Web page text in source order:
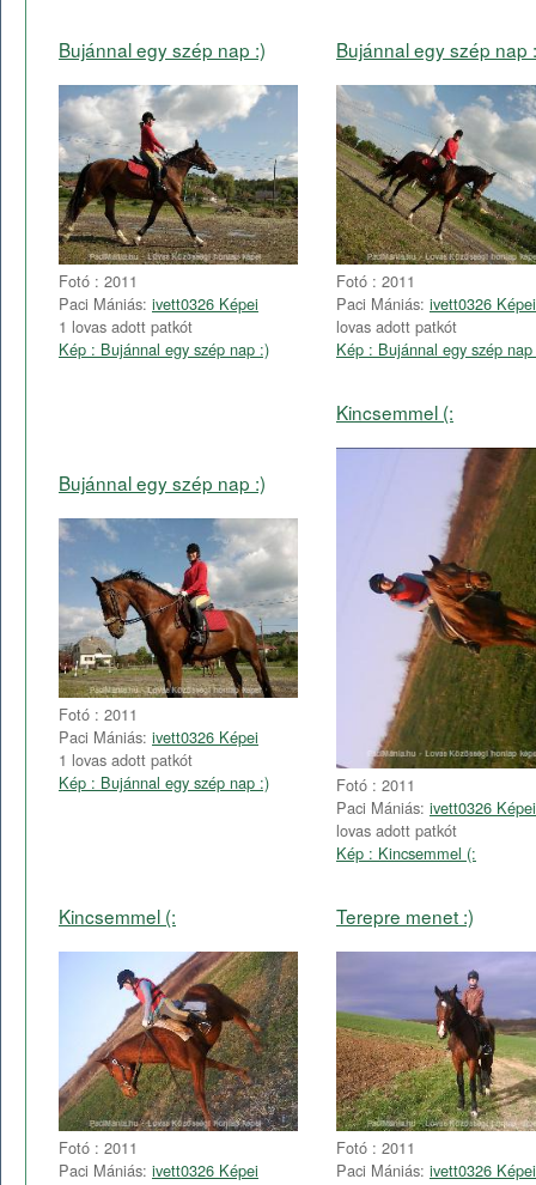
Bujánnal egy szép nap :)
Fotó : 2011
Paci Mániás: ivett0326 Képei
1 lovas adott patkót
Kép : Bujánnal egy szép nap :)
Bujánnal egy szép nap
Fotó : 2011
Paci Mániás: ivett0326 Képei
lovas adott patkót
Kép : Bujánnal egy szép
Bujánnal egy szép nap :)
Fotó : 2011
Paci Mániás: ivett0326 Képei
1 lovas adott patkót
Kép : Bujánnal egy szép nap :)
Kincsemmel (:
Fotó : 2011
Paci Mániás: ivett0326 Képei
lovas adott patkót
Kép : Kincsemmel (:
Kincsemmel (:
Fotó : 2011
Paci Mániás: ivett0326 Képei
Terepre menet :)
Fotó : 2011
Paci Mániás: ivett0326 Képei